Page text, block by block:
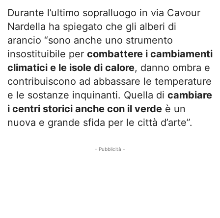
Durante l’ultimo sopralluogo in via Cavour
Nardella ha spiegato che gli alberi di
arancio “sono anche uno strumento
insostituibile per combattere i cambiamenti
climatici e le isole di calore, danno ombra e
contribuiscono ad abbassare le temperature
e le sostanze inquinanti. Quella di cambiare
i centri storici anche con il verde è un
nuova e grande sfida per le città d’arte”.
- Pubblicità -